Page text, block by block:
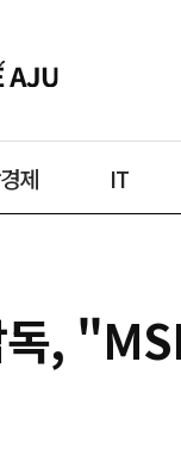
제 IT
독,